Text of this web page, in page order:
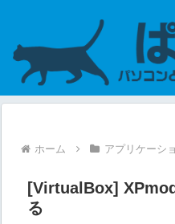
ホーム アプリケーシ
[VirtualBox]
る